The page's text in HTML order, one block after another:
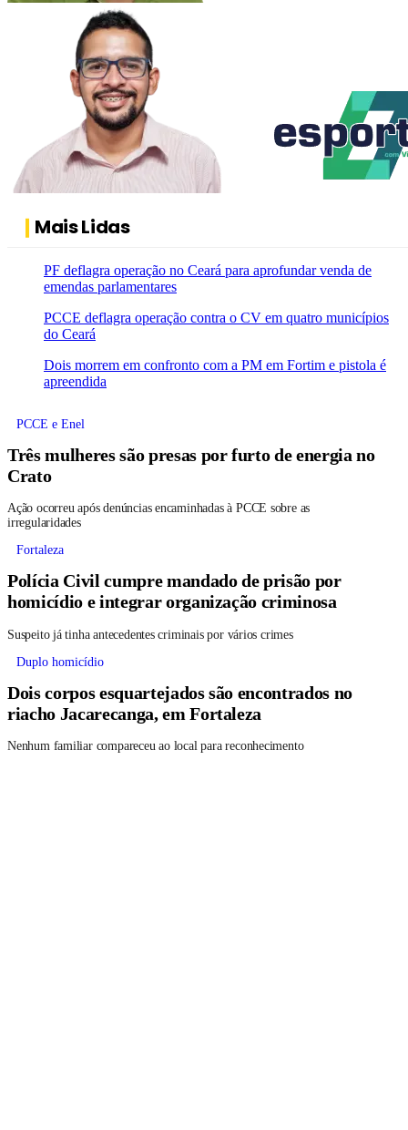
Mais Lidas
PF deflagra operação no Ceará para aprofundar venda de
emendas parlamentares
PCCE deflagra operação contra o CV em quatro municípios
do Ceará
Dois morrem em confronto com a PM em Fortim e pistola é
apreendida
PCCE e Enel
Três mulheres são presas por furto de energia no
Crato
Ação ocorreu após denúncias encaminhadas à PCCE sobre as
irregularidades
Fortaleza
Polícia Civil cumpre mandado de prisão por
homicídio e integrar organização criminosa
Suspeito já tinha antecedentes criminais por vários crimes
Duplo homicídio
Dois corpos esquartejados são encontrados no
riacho Jacarecanga, em Fortaleza
Nenhum familiar compareceu ao local para reconhecimento